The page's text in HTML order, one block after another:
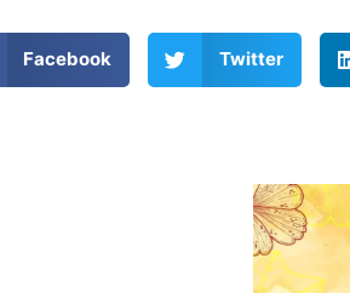
Facebook Twitter